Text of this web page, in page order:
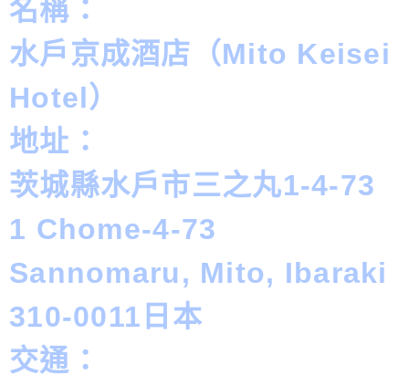
名稱：
水戶京成酒店（Mito Keisei
Hotel）
地址：
茨城縣水戶市三之丸1-4-73
1 Chome-4-73
Sannomaru, Mito, Ibaraki
310-0011日本
交通：